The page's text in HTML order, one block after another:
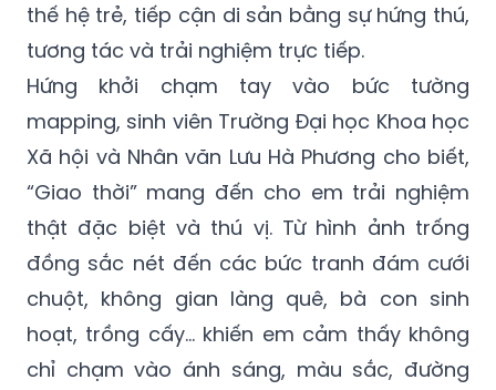
thế hệ trẻ, tiếp cận di sản bằng sự hứng thú,
tương tác và trải nghiệm trực tiếp.
Hứng khởi chạm tay vào bức tường
mapping, sinh viên Trường Đại học Khoa học
Xã hội và Nhân văn Lưu Hà Phương cho biết,
“Giao thời” mang đến cho em trải nghiệm
thật đặc biệt và thú vị. Từ hình ảnh trống
đồng sắc nét đến các bức tranh đám cưới
chuột, không gian làng quê, bà con sinh
hoạt, trồng cấy... khiến em cảm thấy không
chỉ chạm vào ánh sáng, màu sắc, đường